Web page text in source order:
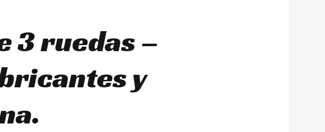
3 ruedas –
y